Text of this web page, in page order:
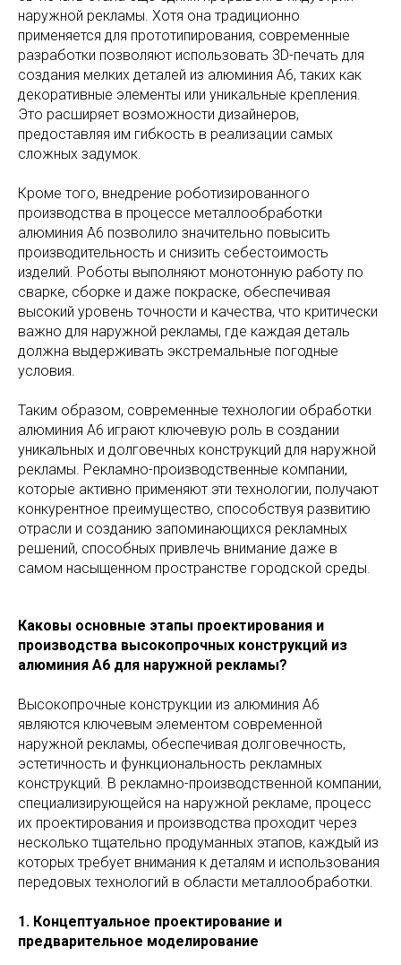
наружной рекламы. Хотя она традиционно
применяется для прототипирования, современные
разработки позволяют использовать 3D-печать для
создания мелких деталей из алюминия А6, таких как
декоративные элементы или уникальные крепления.
Это расширяет возможности дизайнеров,
предоставляя им гибкость в реализации самых
сложных задумок.
Кроме того, внедрение роботизированного
производства в процессе металлообработки
алюминия А6 позволило значительно повысить
производительность и снизить себестоимость
изделий. Роботы выполняют монотонную работу по
сварке, сборке и даже покраске, обеспечивая
высокий уровень точности и качества, что критически
важно для наружной рекламы, где каждая деталь
должна выдерживать экстремальные погодные
условия.
Таким образом, современные технологии обработки
алюминия А6 играют ключевую роль в создании
уникальных и долговечных конструкций для наружной
рекламы. Рекламно-производственные компании,
которые активно применяют эти технологии, получают
конкурентное преимущество, способствуя развитию
отрасли и созданию запоминающихся рекламных
решений, способных привлечь внимание даже в
самом насыщенном пространстве городской среды.
Каковы основные этапы проектирования и
производства высокопрочных конструкций из
алюминия А6 для наружной рекламы?
Высокопрочные конструкции из алюминия А6
являются ключевым элементом современной
наружной рекламы, обеспечивая долговечность,
эстетичность и функциональность рекламных
конструкций. В рекламно-производственной компании,
специализирующейся на наружной рекламе, процесс
их проектирования и производства проходит через
несколько тщательно продуманных этапов, каждый из
которых требует внимания к деталям и использования
передовых технологий в области металлообработки.
1. Концептуальное проектирование и
предварительное моделирование